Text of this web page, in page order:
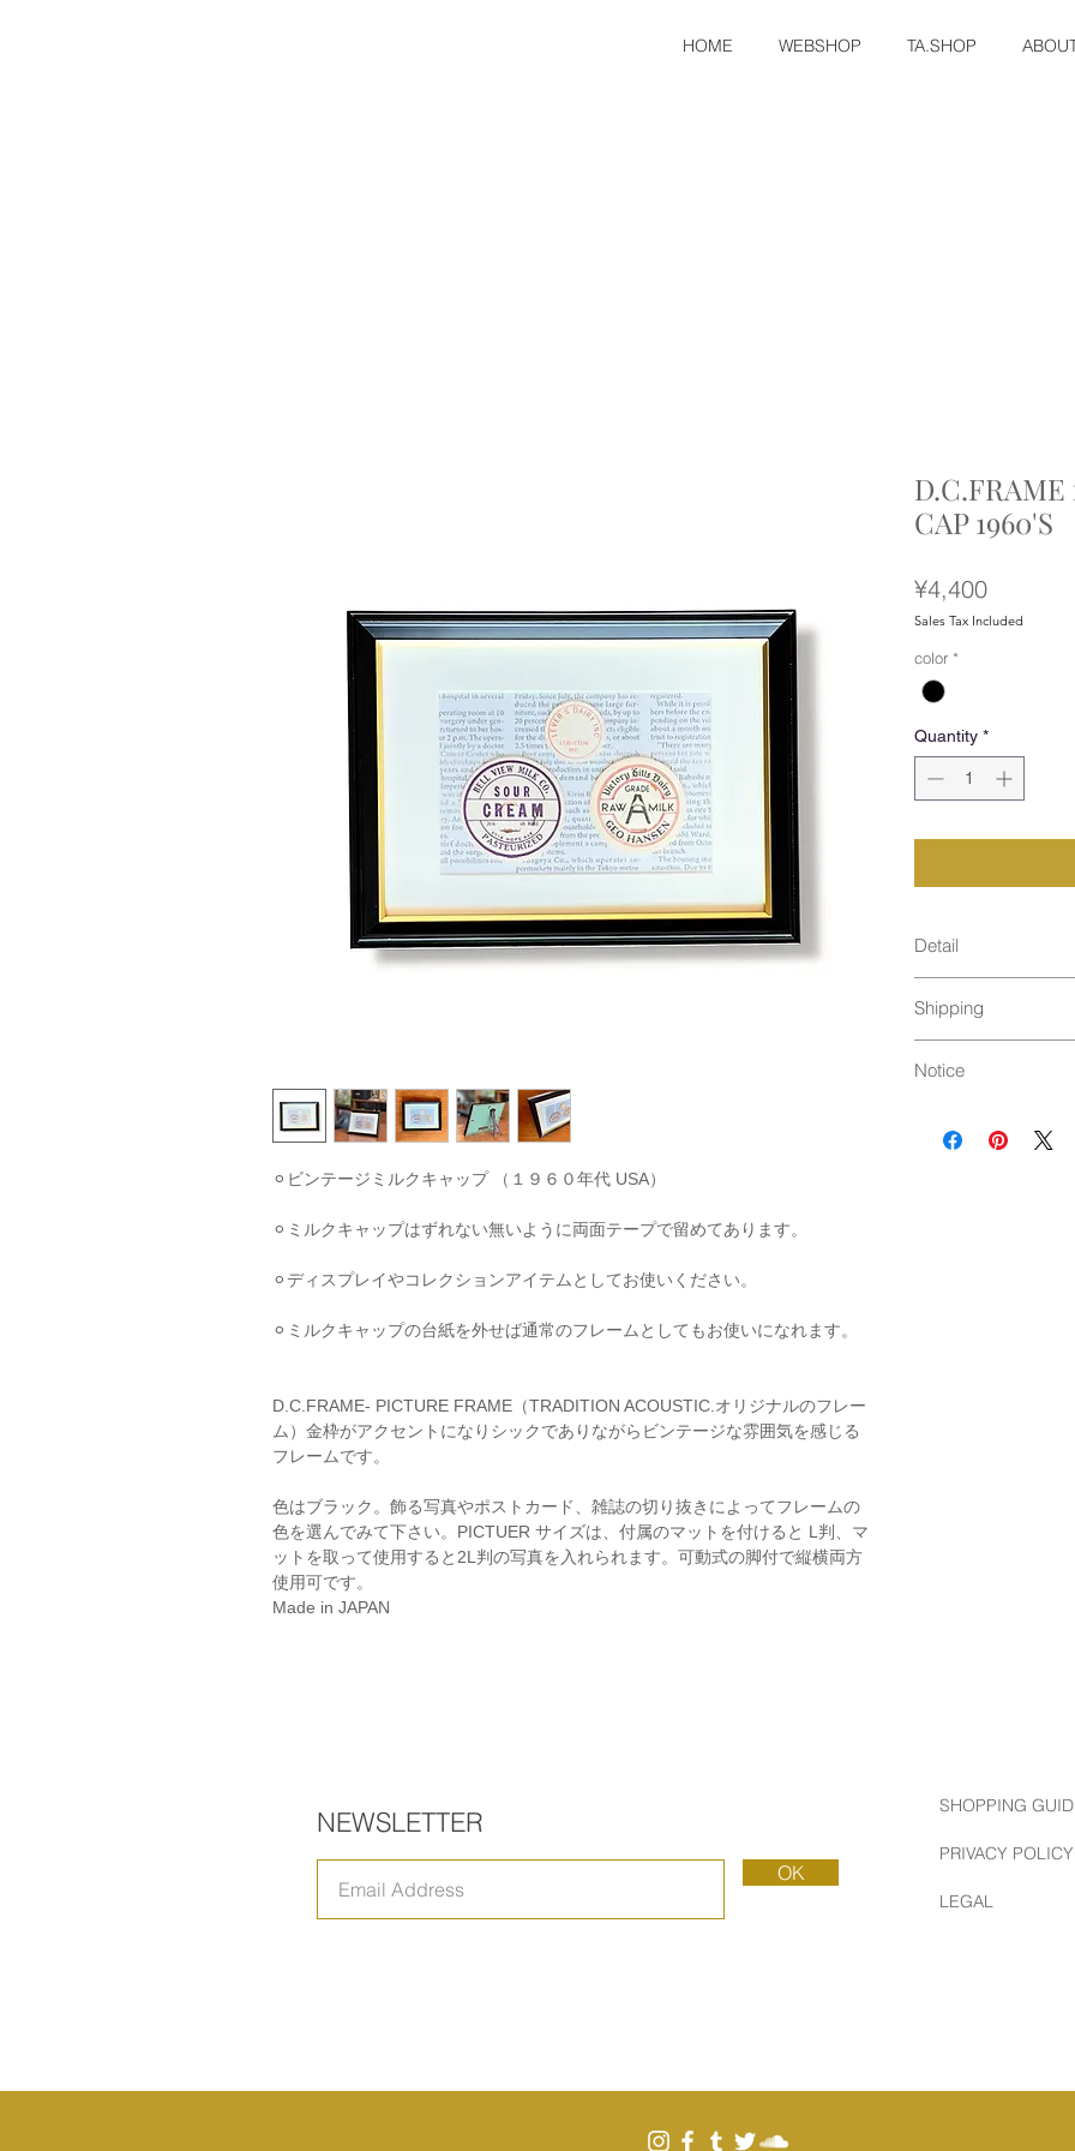
HOME WEBSHOP TA.SHOP
⚪︎ビンテージミルクキャップ （１９６０年代 USA）
⚪︎ミルクキャップはずれない無いように両面テープで留めてあります。
⚪︎ディスプレイやコレクションアイテムとしてお使いください。
⚪︎ミルクキャップの台紙を外せば通常のフレームとしてもお使いになれます。
D.C.FRAME- PICTURE FRAME（TRADITION ACOUSTIC.オリジナルのフレー
ム）金枠がアクセントになりシックでありながらビンテージな雰囲気を感じる
フレームです。
色はブラック。飾る写真やポストカード、雑誌の切り抜きによってフレームの
色を選んでみて下さい。PICTUER サイズは、付属のマットを付けると L判、マ
ットを取って使用すると2L判の写真を入れられます。可動式の脚付で縦横両方
使用可です。
Made in JAPAN
CAP 1960'S
¥4,400Price
Sales Tax Included
color *
Quantity *
Detail
material : Natural
Made in Japan
Shipping
Notice
ある場合がございま
NEWSLETTER
OK
SHOPPING
PRIVACY POLICY
LEGAL